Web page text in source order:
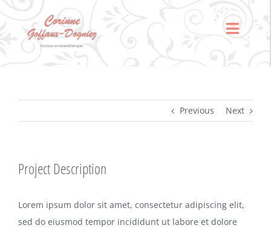
content
Toggle
Psychosomatique,
psychanalyse
Sophro-pédagogie
Previous Next
Project Description
Lorem ipsum dolor sit amet, consectetur adipiscing elit,
sed do eiusmod tempor incididunt ut labore et dolore